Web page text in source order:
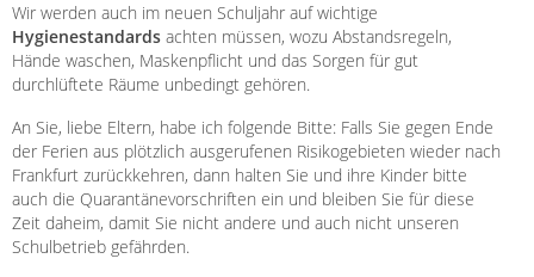
Wir werden auch im neuen Schuljahr auf wichtige
Hygienestandards achten müssen, wozu Abstandsregeln,
Hände waschen, Maskenpflicht und das Sorgen für gut
durchlüftete Räume unbedingt gehören.
An Sie, liebe Eltern, habe ich folgende Bitte: Falls Sie gegen Ende
der Ferien aus plötzlich ausgerufenen Risikogebieten wieder nach
Frankfurt zurückkehren, dann halten Sie und ihre Kinder bitte
auch die Quarantänevorschriften ein und bleiben Sie für diese
Zeit daheim, damit Sie nicht andere und auch nicht unseren
Schulbetrieb gefährden.